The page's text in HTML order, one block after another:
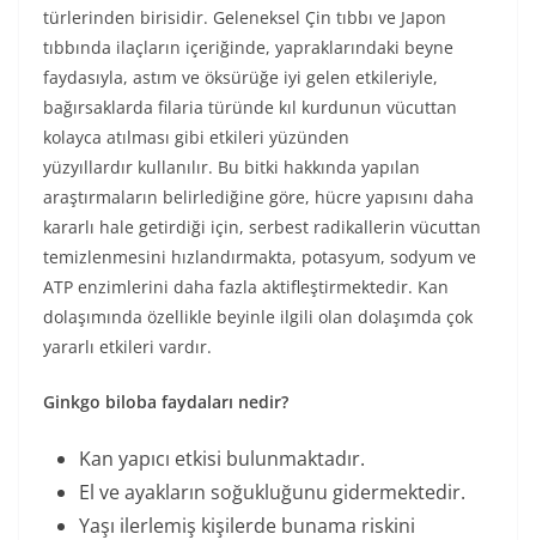
türlerinden birisidir. Geleneksel Çin tıbbı ve Japon
tıbbında ilaçların içeriğinde, yapraklarındaki beyne
faydasıyla, astım ve öksürüğe iyi gelen etkileriyle,
bağırsaklarda filaria türünde kıl kurdunun vücuttan
kolayca atılması gibi etkileri yüzünden
yüzyıllardır kullanılır. Bu bitki hakkında yapılan
araştırmaların belirlediğine göre, hücre yapısını daha
kararlı hale getirdiği için, serbest radikallerin vücuttan
temizlenmesini hızlandırmakta, potasyum, sodyum ve
ATP enzimlerini daha fazla aktifleştirmektedir. Kan
dolaşımında özellikle beyinle ilgili olan dolaşımda çok
yararlı etkileri vardır.
Ginkgo biloba faydaları nedir?
Kan yapıcı etkisi bulunmaktadır.
El ve ayakların soğukluğunu gidermektedir.
Yaşı ilerlemiş kişilerde bunama riskini